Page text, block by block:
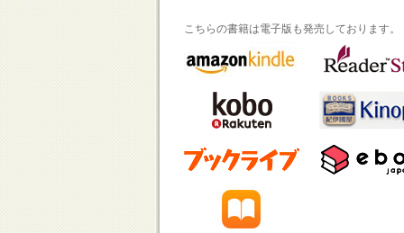
こちらの書籍は電子版も発売しております。